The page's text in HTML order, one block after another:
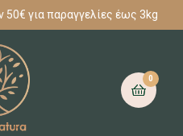
για παραγγελίες έως 3kg
0